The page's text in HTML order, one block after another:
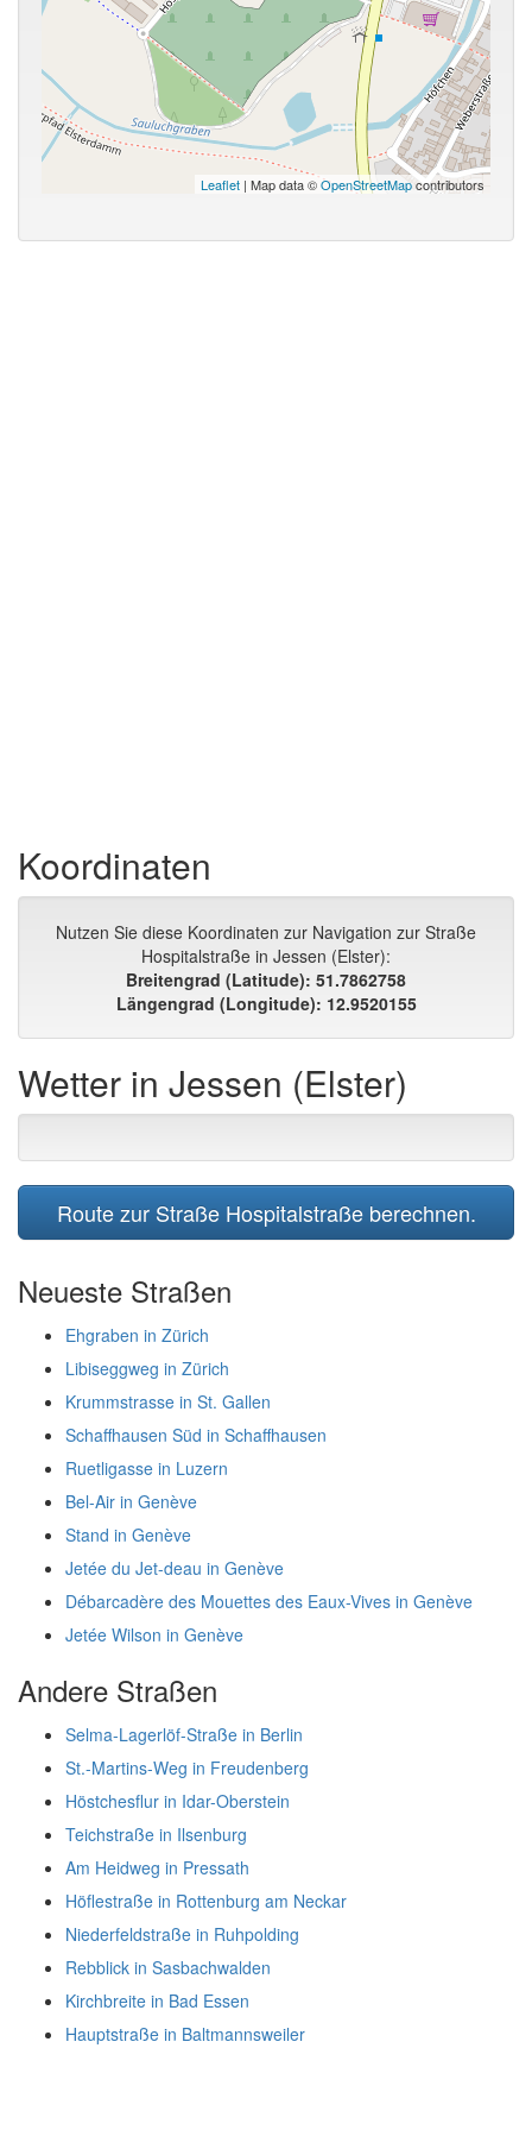
Leaflet | Map data ©OpenStreetMapcontributors
Koordinaten
Nutzen Sie diese Koordinaten zur Navigation zur Straße
Hospitalstraße in Jessen (Elster):
Breitengrad (Latitude): 51.7862758
Längengrad (Longitude): 12.9520155
Wetter in Jessen (Elster)
Route zur Straße Hospitalstraße berechnen.
Neueste Straßen
Ehgraben in Zürich
Libiseggweg in Zürich
Krummstrasse in St. Gallen
Schaffhausen Süd in Schaffhausen
Ruetligasse in Luzern
Bel-Air in Genève
Stand in Genève
Jetée du Jet-deau in Genève
Débarcadère des Mouettes des Eaux-Vives in Genève
Jetée Wilson in Genève
Andere Straßen
Selma-Lagerlöf-Straße in Berlin
St.-Martins-Weg in Freudenberg
Höstchesflur in Idar-Oberstein
Teichstraße in Ilsenburg
Am Heidweg in Pressath
Höflestraße in Rottenburg am Neckar
Niederfeldstraße in Ruhpolding
Rebblick in Sasbachwalden
Kirchbreite in Bad Essen
Hauptstraße in Baltmannsweiler